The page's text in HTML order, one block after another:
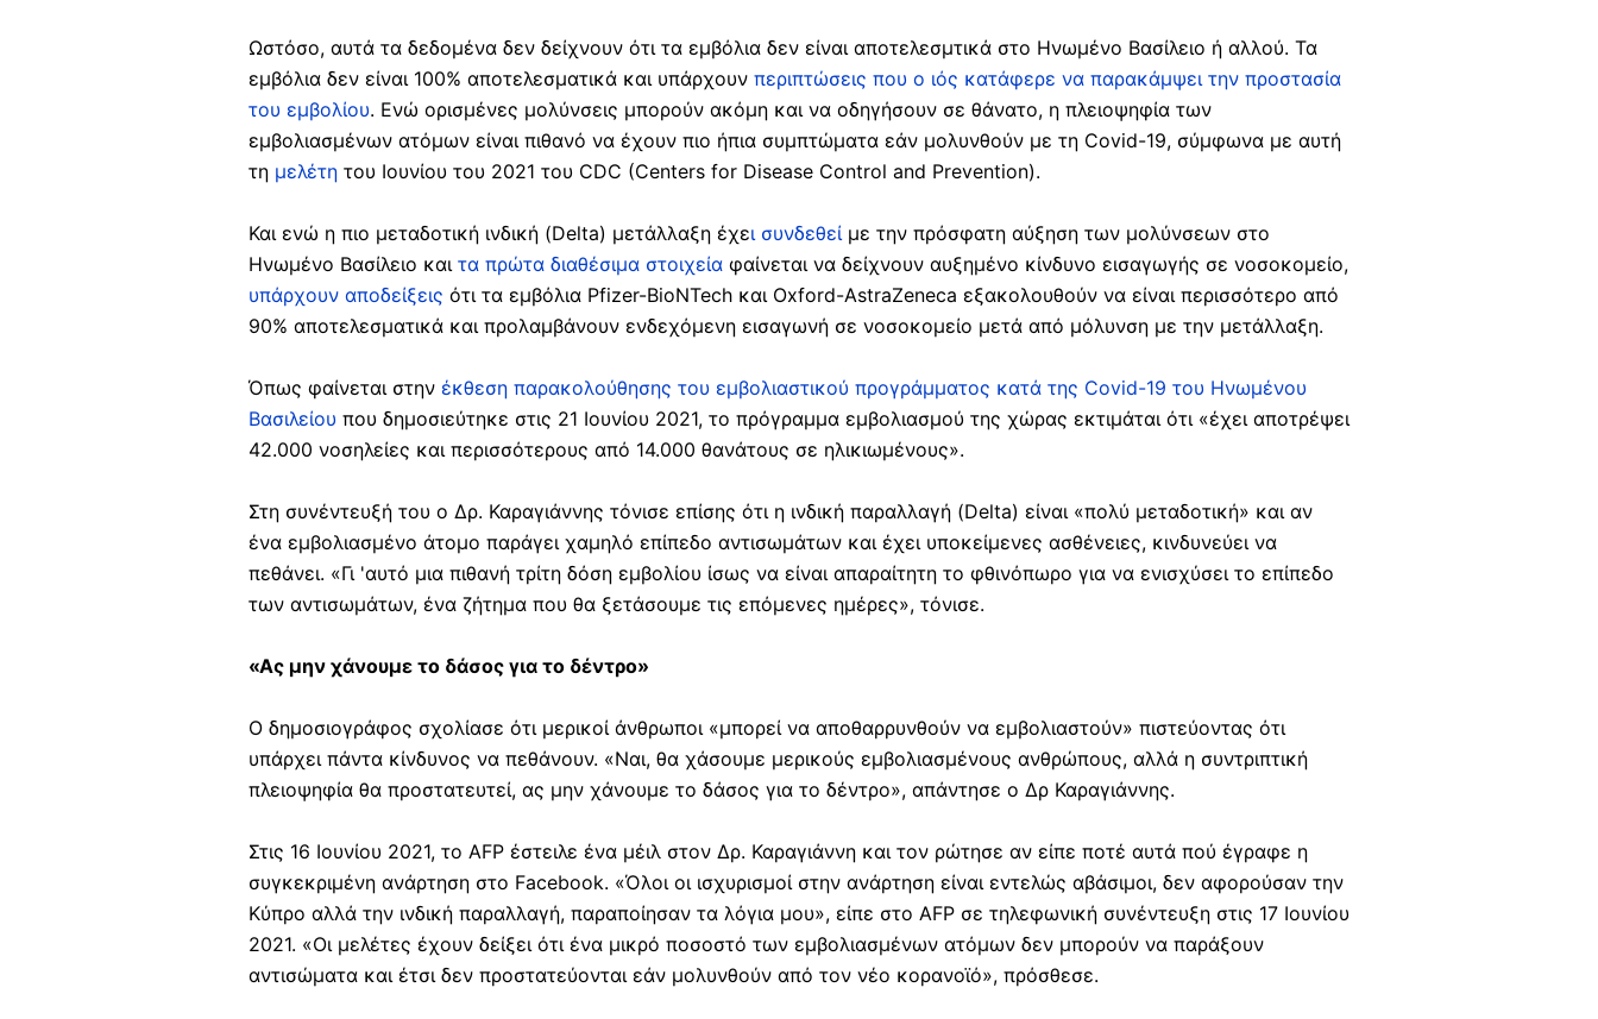
Ωστόσο, αυτά τα δεδομένα δεν δείχνουν ότι τα εμβόλια δεν είναι αποτελεσμτικά στο Ηνωμένο Βασίλειο ή αλλού. Τα
εμβόλια δεν είναι 100% αποτελεσματικά και υπάρχουν περιπτώσεις που ο ιός κατάφερε να παρακάμψει την προστασία
του εμβολίου. Ενώ ορισμένες μολύνσεις μπορούν ακόμη και να οδηγήσουν σε θάνατο, η πλειοψηφία των
εμβολιασμένων ατόμων είναι πιθανό να έχουν πιο ήπια συμπτώματα εάν μολυνθούν με τη Covid-19, σύμφωνα με αυτή
τη μελέτη του Ιουνίου του 2021 του CDC (Centers for Disease Control and Prevention).
Και ενώ η πιο μεταδοτική ινδική (Delta) μετάλλαξη έχει συνδεθεί με την πρόσφατη αύξηση των μολύνσεων στο
Ηνωμένο Βασίλειο και τα πρώτα διαθέσιμα στοιχεία φαίνεται να δείχνουν αυξημένο κίνδυνο εισαγωγής σε νοσοκομείο,
υπάρχουν αποδείξεις ότι τα εμβόλια Pfizer-BioNTech και Oxford-AstraZeneca εξακολουθούν να είναι περισσότερο από
90% αποτελεσματικά και προλαμβάνουν ενδεχόμενη εισαγωνή σε νοσοκομείο μετά από μόλυνση με την μετάλλαξη.
Όπως φαίνεται στην έκθεση παρακολούθησης του εμβολιαστικού προγράμματος κατά της Covid-19 του Ηνωμένου
Βασιλείου που δημοσιεύτηκε στις 21 Ιουνίου 2021, το πρόγραμμα εμβολιασμού της χώρας εκτιμάται ότι «έχει αποτρέψει
42.000 νοσηλείες και περισσότερους από 14.000 θανάτους σε ηλικιωμένους».
Στη συνέντευξή του ο Δρ. Καραγιάννης τόνισε επίσης ότι η ινδική παραλλαγή (Delta) είναι «πολύ μεταδοτική» και αν
ένα εμβολιασμένο άτομο παράγει χαμηλό επίπεδο αντισωμάτων και έχει υποκείμενες ασθένειες, κινδυνεύει να
πεθάνει. «Γι 'αυτό μια πιθανή τρίτη δόση εμβολίου ίσως να είναι απαραίτητη το φθινόπωρο για να ενισχύσει το επίπεδο
των αντισωμάτων, ένα ζήτημα που θα ξετάσουμε τις επόμενες ημέρες», τόνισε.
«Ας μην χάνουμε το δάσος για τo δέντρo»
Ο δημοσιογράφος σχολίασε ότι μερικοί άνθρωποι «μπορεί να αποθαρρυνθούν να εμβολιαστούν» πιστεύοντας ότι
υπάρχει πάντα κίνδυνος να πεθάνουν. «Ναι, θα χάσουμε μερικούς εμβολιασμένους ανθρώπους, αλλά η συντριπτική
πλειοψηφία θα προστατευτεί, ας μην χάνουμε το δάσος για το δέντρο», απάντησε ο Δρ Καραγιάννης.
Στις 16 Ιουνίου 2021, το AFP έστειλε ένα μέιλ στον Δρ. Καραγιάννη και τον ρώτησε αν είπε ποτέ αυτά πού έγραφε η
συγκεκριμένη ανάρτηση στο Facebook. «Όλοι οι ισχυρισμοί στην ανάρτηση είναι εντελώς αβάσιμοι, δεν αφορούσαν την
Κύπρο αλλά την ινδική παραλλαγή, παραποίησαν τα λόγια μου», είπε στο AFP σε τηλεφωνική συνέντευξη στις 17 Ιουνίου
2021. «Οι μελέτες έχουν δείξει ότι ένα μικρό ποσοστό των εμβολιασμένων ατόμων δεν μπορούν να παράξουν
αντισώματα και έτσι δεν προστατεύονται εάν μολυνθούν από τον νέο κορανοϊό», πρόσθεσε.